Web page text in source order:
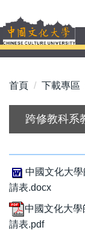
到
主
要
容
首頁 下載專區
跨修教科系
中國文化大
請表.docx
中國文化大
請表.pdf